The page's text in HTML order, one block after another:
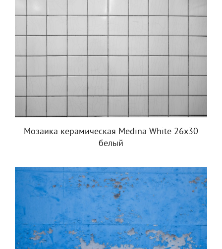
Мозаика керамическая Medina White 26x30
белый